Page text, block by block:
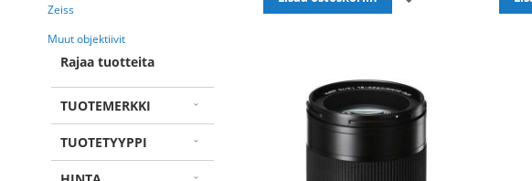
Zeiss
Muut objektiivit
Rajaa tuotteita
TUOTEMERKKI
TUOTETYYPPI